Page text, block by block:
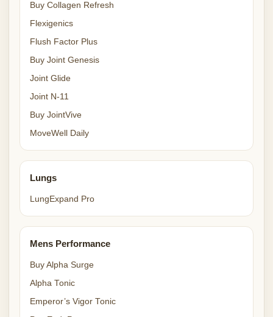
Buy Collagen Refresh
Flexigenics
Flush Factor Plus
Buy Joint Genesis
Joint Glide
Joint N-11
Buy JointVive
MoveWell Daily
Lungs
LungExpand Pro
Mens Performance
Buy Alpha Surge
Alpha Tonic
Emperor’s Vigor Tonic